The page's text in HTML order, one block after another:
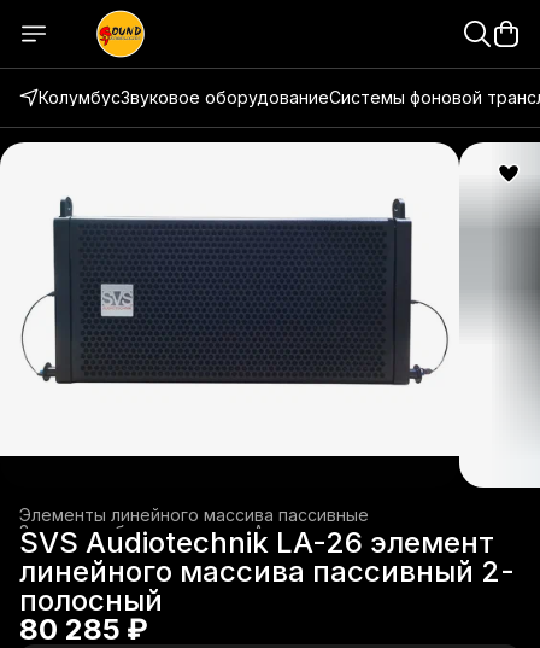
КолумбусЗвуковое оборудованиеСистемы фоновой
Элементы линейного массива пассивные
Акустические системы
Звуковое оборудование
Главная ›
SVS Audiotechnik LA-26 элемент
линейного массива пассивный 2-
полосный
80 285 ₽